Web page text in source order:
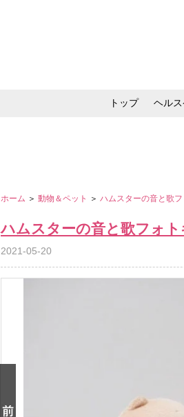
トップ ヘル
ホーム ＞ 動物＆ペット ＞ ハムスターの音と歌
ハムスターの音と歌フォ
2021-05-20